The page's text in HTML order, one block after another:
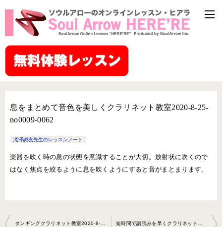
息をまとめて音色を美しくクラリネット教室2020-8-25-
no0009-0062
滝澤誠友先生のレッスンノート
楽器を吹く時の息の状態を意識することが大切。放射状に吹くので
はなく焦点を絞るように息を吹くようにすると音がまとまります。
投
タンギングクラリネット教室2020-8-25-no0009-0062 短時間で譜読みを早くクラリネット教室2020-8-23-no0009-0054